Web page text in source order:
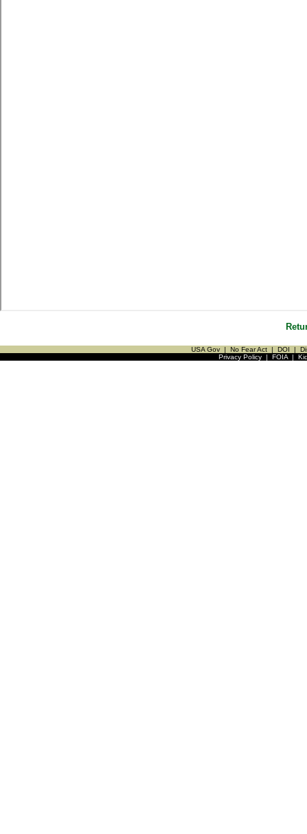
USA Gov | No Fear Act | DOI |
Privacy Policy| FOIA|